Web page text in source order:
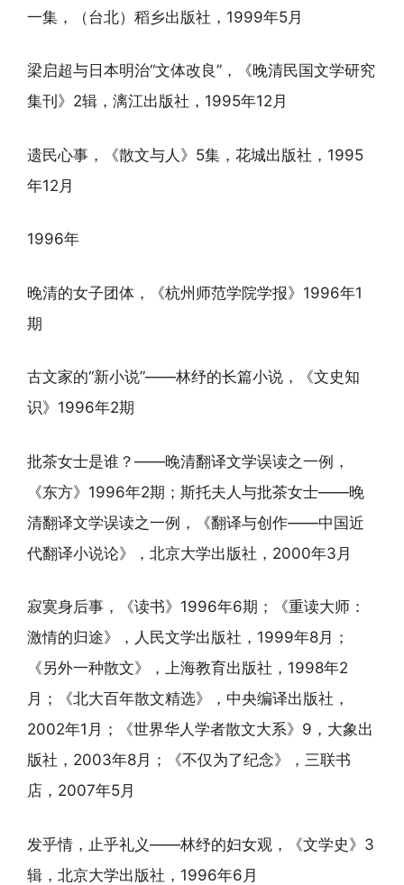
一集，（台北）稻乡出版社，1999年5月
梁启超与日本明治“文体改良”，《晚清民国文学研究
集刊》2辑，漓江出版社，1995年12月
遗民心事，《散文与人》5集，花城出版社，1995
年12月
1996年
晚清的女子团体，《杭州师范学院学报》1996年1
期
古文家的“新小说”——林纾的长篇小说，《文史知
识》1996年2期
批茶女士是谁？——晚清翻译文学误读之一例，
《东方》1996年2期；斯托夫人与批茶女士——晚
清翻译文学误读之一例，《翻译与创作——中国近
代翻译小说论》，北京大学出版社，2000年3月
寂寞身后事，《读书》1996年6期；《重读大师：
激情的归途》，人民文学出版社，1999年8月；
《另外一种散文》，上海教育出版社，1998年2
月；《北大百年散文精选》，中央编译出版社，
2002年1月；《世界华人学者散文大系》9，大象出
版社，2003年8月；《不仅为了纪念》，三联书
店，2007年5月
发乎情，止乎礼义——林纾的妇女观，《文学史》3
辑，北京大学出版社，1996年6月